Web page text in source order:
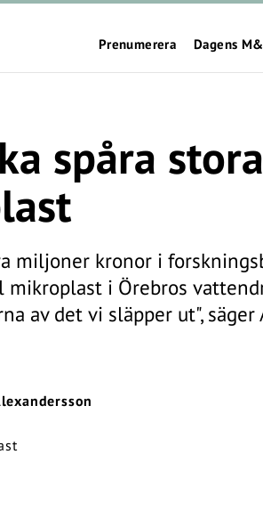
Prenumerera Dagens
spåra stora
miljoner kronor i
i Örebros
av det vi släpper ut", säger